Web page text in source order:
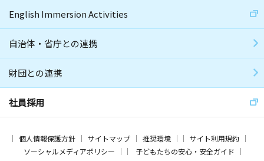
English Immersion Activities
自治体・省庁との連携
財団との連携
社員採用
個人情報保護方針 サイトマップ 推奨環境
サイト利用規約
ソーシャルメディアポリシー
子どもたちの安心・安全ガイド